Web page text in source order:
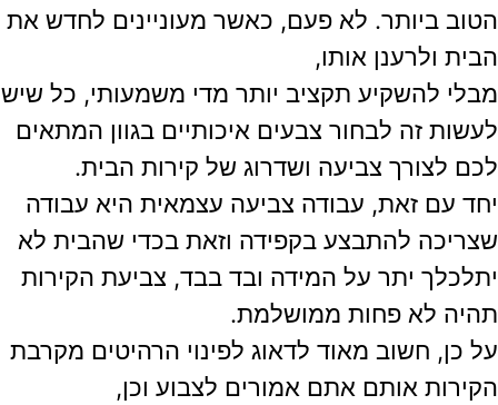
הטוב ביותר. לא פעם, כאשר מעוניינים לחדש את
הבית ולרענן אותו,
מבלי להשקיע תקציב יותר מדי משמעותי, כל שיש
לעשות זה לבחור צבעים איכותיים בגוון המתאים
לכם לצורך צביעה ושדרוג של קירות הבית.
יחד עם זאת, עבודה צביעה עצמאית היא עבודה
שצריכה להתבצע בקפידה וזאת בכדי שהבית לא
יתלכלך יתר על המידה ובד בבד, צביעת הקירות
תהיה לא פחות ממושלמת.
על כן, חשוב מאוד לדאוג לפינוי הרהיטים מקרבת
הקירות אותם אתם אמורים לצבוע וכן,